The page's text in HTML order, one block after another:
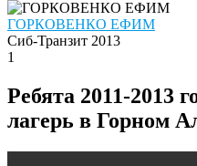
ГОРКОВЕНКО ЕФИМ
Сиб-Транзит 2013
1
Ребята 2011-2013
лагерь в Горном